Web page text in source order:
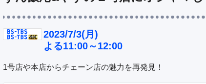
2023/7/3(月)
よる11:00～12:00
1号店や本店からチェーン店の魅力を再発見！